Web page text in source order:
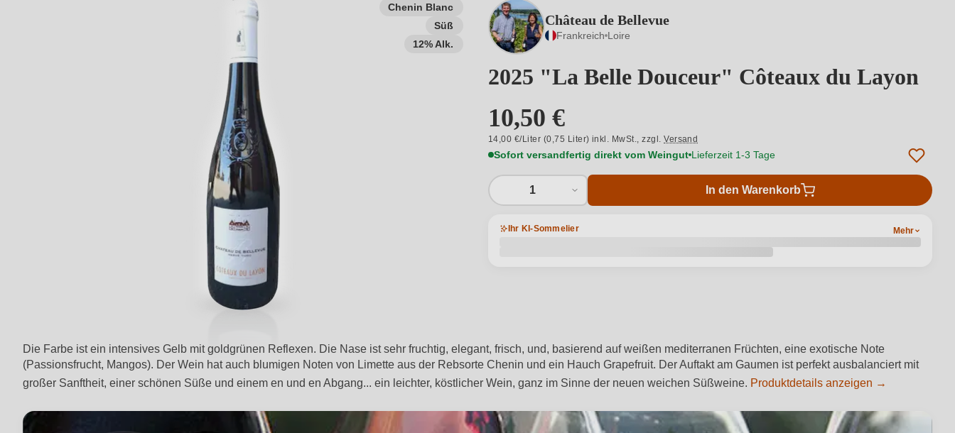
Chenin Blanc
Süß
12% Alk.
Château de Bellevue
Frankreich Loire
2025 "La Belle Douceur" Côteaux du Layon
10,50 €
14,00 €/Liter (0,75 Liter) inkl. MwSt.,zzgl.Versand
Sofort versandfertig direkt vom Weingut Lieferzeit 1-3 Tage
1 In den Warenkorb
Ihr KI-Sommelier Mehr
Die Farbe ist ein intensives Gelb mit goldgrünen Reflexen. Die Nase ist sehr fruchtig, elegant, frisch, und, basierend auf weißen mediterranen Früchten, eine exotische Note
(Passionsfrucht, Mangos). Der Wein hat auch blumigen Noten von Limette aus der Rebsorte Chenin und ein Hauch Grapefruit. Der Auftakt am Gaumen ist perfekt ausbalanciert mit
großer Sanftheit, einer schönen Süße und einem en und en Abgang... ein leichter, köstlicher Wein, ganz im Sinne der neuen weichen Süßweine. Produktdetails anzeigen →
Beschreiben Sie, welchen Wein Sie suchen – ob nach Geschmack, Anlass, Weinnamen,
Rebsorte, Region, Winzer oder anderen Kriterien.